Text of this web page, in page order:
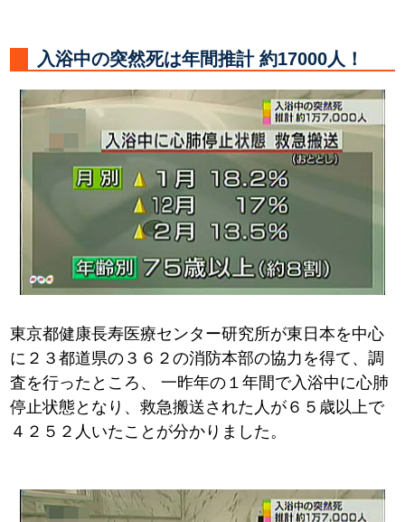
入浴中の突然死は年間推計 約17000人！
東京都健康長寿医療センター研究所が東日本を中心
に２３都道県の３６２の消防本部の協力を得て、調
査を行ったところ、
一昨年の１年間で入浴中に心肺
停止状態となり、救急搬送された人が６５歳以上で
４２５２人いたことが分かりました。